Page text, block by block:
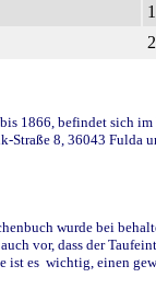
1866, befindet sich
Straße 8, 36043
wurde bei
vor, dass der
ist es wichtig, einen